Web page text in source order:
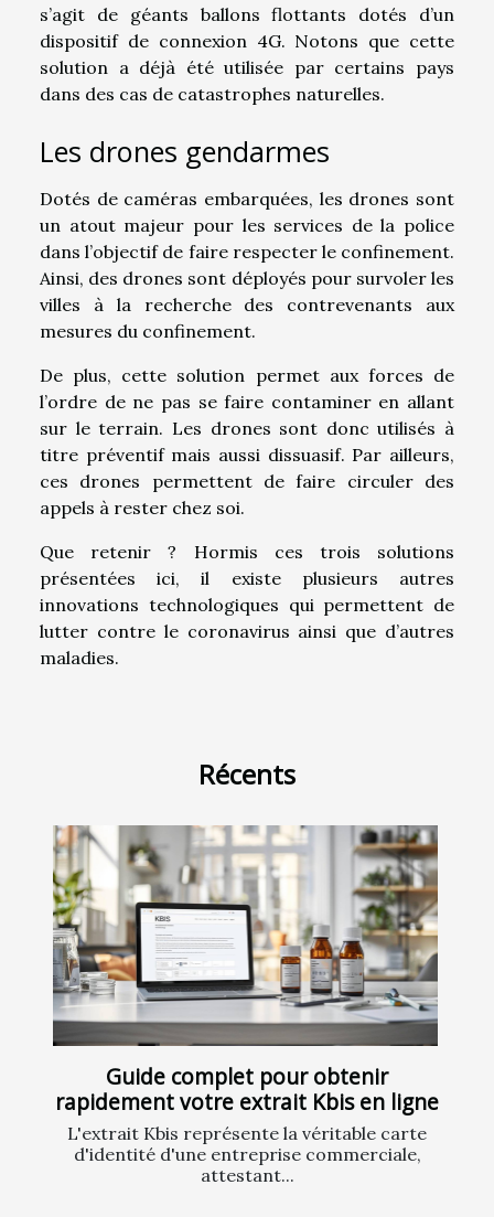
s’agit de géants ballons flottants dotés d’un
dispositif de connexion 4G. Notons que cette
solution a déjà été utilisée par certains pays
dans des cas de catastrophes naturelles.
Les drones gendarmes
Dotés de caméras embarquées, les drones sont
un atout majeur pour les services de la police
dans l’objectif de faire respecter le confinement.
Ainsi, des drones sont déployés pour survoler les
villes à la recherche des contrevenants aux
mesures du confinement.
De plus, cette solution permet aux forces de
l’ordre de ne pas se faire contaminer en allant
sur le terrain. Les drones sont donc utilisés à
titre préventif mais aussi dissuasif. Par ailleurs,
ces drones permettent de faire circuler des
appels à rester chez soi.
Que retenir ? Hormis ces trois solutions
présentées ici, il existe plusieurs autres
innovations technologiques qui permettent de
lutter contre le coronavirus ainsi que d’autres
maladies.
Récents
Guide complet pour obtenir
rapidement votre extrait Kbis en ligne
L'extrait Kbis représente la véritable carte
d'identité d'une entreprise commerciale,
attestant...